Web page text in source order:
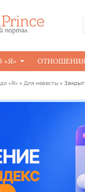
«Я»
«Я» » Для невесты »